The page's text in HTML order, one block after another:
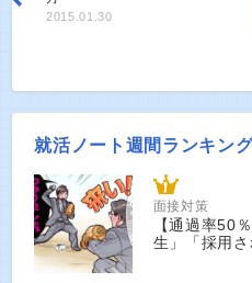
2015.01.30
就活ノート週間ランキン
面接対策
【通過率50
生」「採用さ